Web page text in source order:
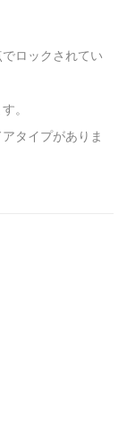
ロックされてい
。
タイプがありま